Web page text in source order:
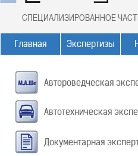
СПЕЦИАЛИЗИРОВАННОЕ
Главная Экспертизы
Автороведческая
Автотехническая
Документарная